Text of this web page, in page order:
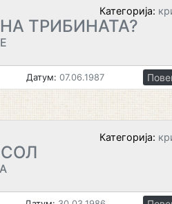
Категорија:
ТРИБИНАТА?
Датум: 07.06.1987
Категорија: